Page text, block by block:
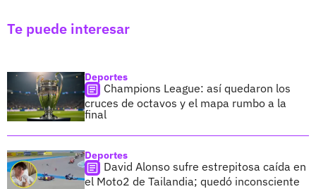
Te puede interesar
Deportes
Champions League: así quedaron los
cruces de octavos y el mapa rumbo a la
final
Deportes
David Alonso sufre estrepitosa caída en
el Moto2 de Tailandia; quedó inconsciente